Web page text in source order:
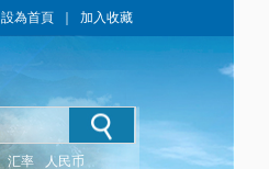
設為首頁 加入收藏
汇率 人民币